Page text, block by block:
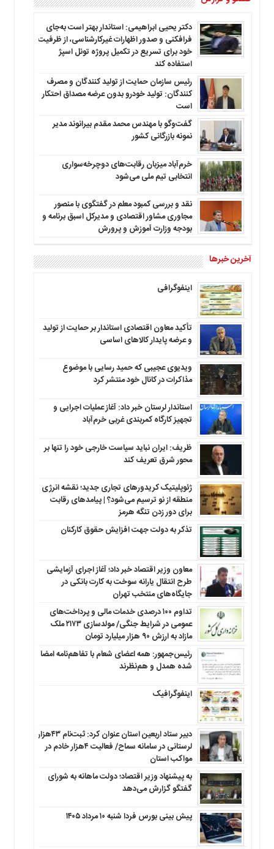
دکتر یحیی ابراهیمی: استاندار بهتر است به‌جای
فرافکنی و صدور اظهارات غیرکارشناسی، از ظرفیت
خود برای تسریع در تکمیل پروژه تونل اسپژ
استفاده کند
رئیس سازمان حمایت از تولید کنندگان و مصرف
کنندگان: تولید خودرو بدون عرضه مصداق احتکار
است
گفت‌وگو با مهندس محمد مقدم بیرانوند مدیر
نمونه بازرگانی کشور
خرم‌آباد میزبان رقابت‌های دوچرخه‌سواری
انتخابی تیم ملی می‌شود
نقد و بررسی کمبود معلم در گفتگوی با منصور
مجاوری مشاور اقتصادی و مدیرکل اسبق برنامه و
بودجه وزارت آموزش و پرورش
آخرین خبرها
اینفوگرافی
تأکید معاون اقتصادی استاندار بر حمایت از تولید
و عرضه پایدار کالاهای اساسی
ویدیوی عجیبی که حمید رسایی با موضوع
مذاکرات در کانال خود منتشر کرد
استاندار لرستان خبر داد: آغاز عملیات اجرایی و
تجهیز کارگاه کمربندی غربی خرم‌آباد
ظریف: ایران نباید سیاست خارجی خود را تنها بر
محور شرق تعریف کند
ژئوپلیتیک کریدورهای تجاری جدید؛ نقشه انرژی
منطقه‌ از نو ترسیم می‌شود؟ | پیامدهای رقابت
برای دور زدن تنگه هرمز
تذکر به دولت جهت افزایش حقوق کارکنان ‌
معاون وزیر اقتصاد خبر داد؛ آغاز اجرای آزمایشی
طرح انتقال یارانه سوخت به کارت بانکی در
جایگاه‌های منتخب تهران
تداوم ۱۰۰ درصدی خدمات مالی و پرداخت‌های
عمومی در شرایط جنگی/ مولدسازی ۲۱۷۳ ملک
مازاد به ارزش ۹۰ هزار میلیارد تومان
رئیس‌جمهور: همه اعضای شعام با تفاهم‌نامه امضا
شده همدل و هم‌نظرند
اینفوگرافیک
دبیر ستاد اربعین استان عنوان کرد: ثبت‌نام ۴۳هزار
لرستانی در سامانه سماح/ فعالیت ۴هزار خادم در
مواکب استان
به پیشنهاد وزیر اقتصاد؛ دولت ماهانه به شورای
گفتگو گزارش می‌دهد
پیش بینی بورس فردا شنبه ۱۰ مرداد ۱۴۰۵